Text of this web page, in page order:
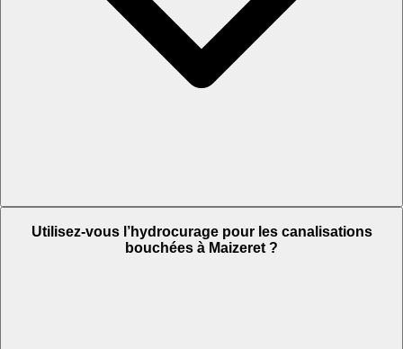
Utilisez-vous l’hydrocurage pour les canalisations
bouchées à Maizeret ?